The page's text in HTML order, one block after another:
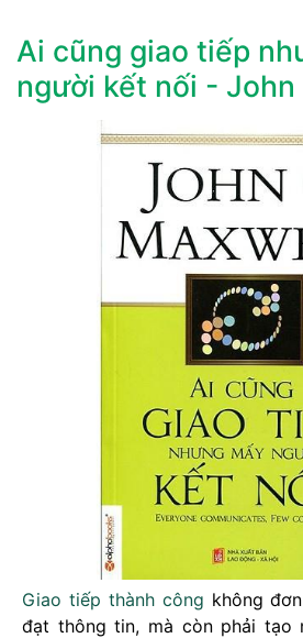
Ai cũng giao tiếp
người kết nối -
Giao tiếp thành công không
đạt thông tin, mà còn phải tạo